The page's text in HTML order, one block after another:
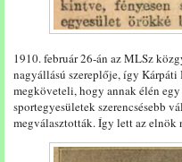
1910. február 26-án az MLSz
nagyállású szereplője, így Kárpáti
megköveteli, hogy annak élén
sportegyesületek szerencsésebb
megválasztották. Így lett az elnök